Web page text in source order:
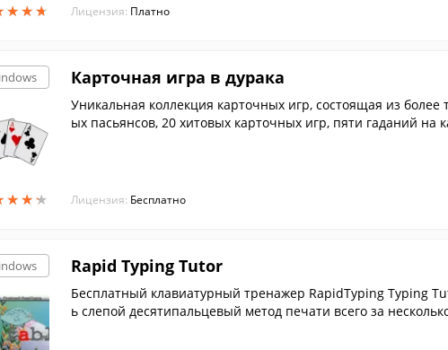
★★★
★★★ Лицензия: Платно
★★★
★★★
Карточная игра в дурака
Уникальная коллекция карточных игр, состоящая из более
ых пасьянсов, 20 хитовых карточных игр, пяти гаданий на
Лицензия: Бесплатно
Rapid Typing Tutor
Бесплатный клавиатурный тренажер RapidTyping Typing
ь слепой десятипальцевый метод печати всего за